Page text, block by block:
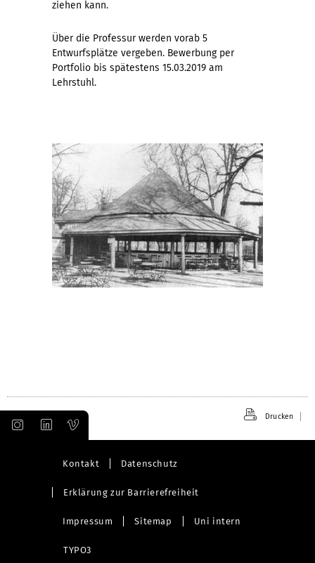
ziehen kann.
Über die Professur werden vorab 5
Entwurfsplätze vergeben. Bewerbung per
Portfolio bis spätestens 15.03.2019 am
Lehrstuhl.
Drucken
Kontakt Datenschutz
Erklärung zur Barrierefreiheit
Impressum Sitemap Uni intern
TYPO3